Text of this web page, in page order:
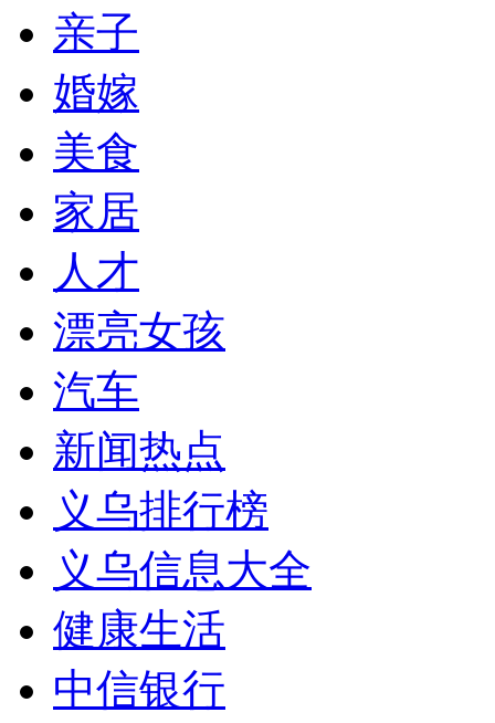
亲子
婚嫁
美食
家居
人才
漂亮女孩
汽车
新闻热点
义乌排行榜
义乌信息大全
健康生活
中信银行